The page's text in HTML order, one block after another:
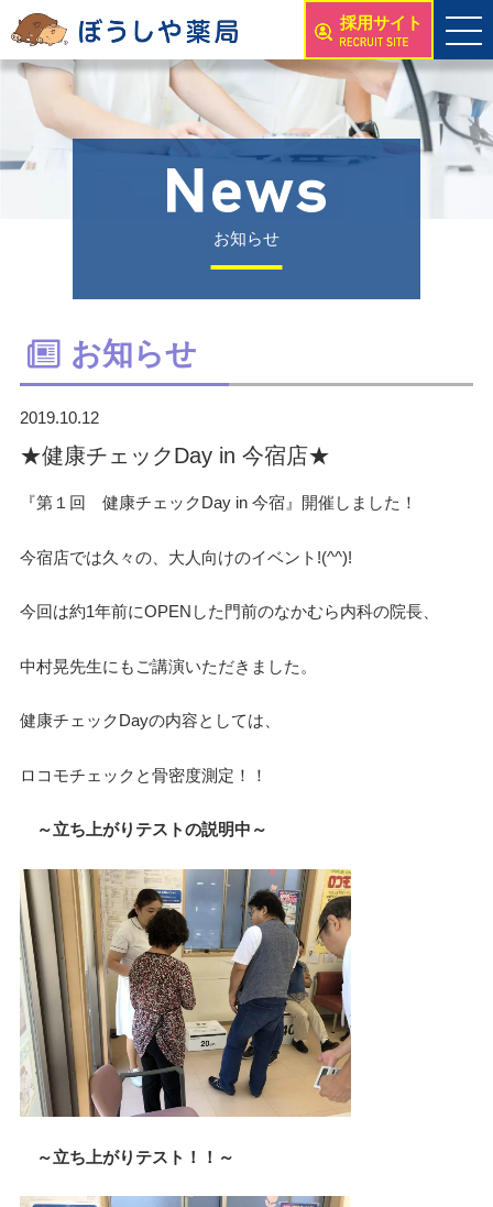
採用サイト
お知らせ
お知らせ
2019.10.12
★健康チェックDay in 今宿店★
『第１回 健康チェックDay in 今宿』開催しました！
今宿店では久々の、大人向けのイベント!(^^)!
今回は約1年前にOPENした門前のなかむら内科の院長、
中村晃先生にもご講演いただきました。
健康チェックDayの内容としては、
ロコモチェックと骨密度測定！！
～立ち上がりテストの説明中～
～立ち上がりテスト！！～